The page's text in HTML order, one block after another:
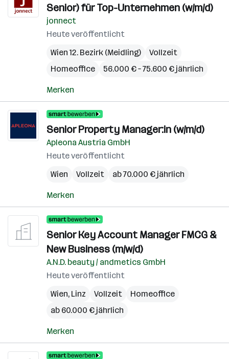
Senior) für Top-Unternehmen (w/m/d)
jonnect
Heute veröffentlicht
Wien 12. Bezirk (Meidling)
Vollzeit
Homeoffice
56.000 € – 75.600 € jährlich
Merken
Senior Property Manager:in (w/m/d)
Apleona Austria GmbH
Heute veröffentlicht
Wien
Vollzeit ab 70.000 € jährlich
Merken
Senior Key Account Manager FMCG &
New Business (m/w/d)
A.N.D. beauty / andmetics GmbH
Heute veröffentlicht
Wien, Linz Vollzeit
Homeoffice
ab 60.000 € jährlich
Merken